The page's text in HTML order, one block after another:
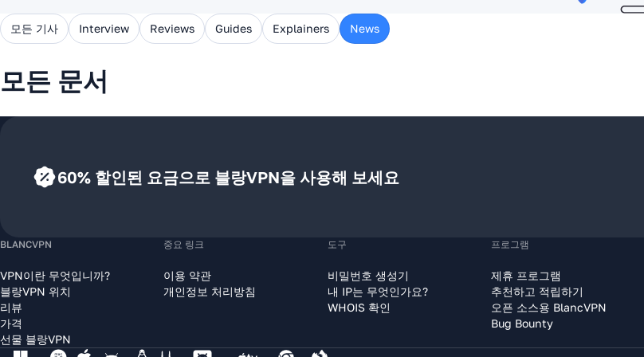
모든 기사 Interview Reviews Guides Explainers News
모든 문서
60% 할인된 요금으로 블랑VPN을 사용해 보세요
BLANCVPN
VPN이란 무엇입니까?
블랑VPN 위치
리뷰
가격
선물 블랑VPN
중요 링크
이용 약관
개인정보 처리방침
도구
비밀번호 생성기
내 IP는 무엇인가요?
WHOIS 확인
프로그램
제휴 프로그램
추천하고 적립하기
오픈 소스용 BlancVPN
Bug Bounty